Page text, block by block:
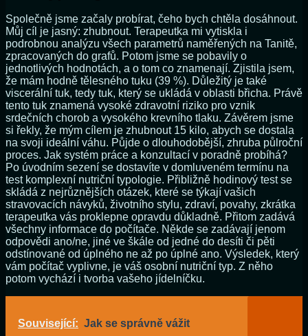
Společně jsme začaly probírat, čeho bych chtěla dosáhnout.
Můj cíl je jasný: zhubnout. Terapeutka mi vytiskla i
podrobnou analýzu všech parametrů naměřených na Tanitě,
zpracovaných do grafů. Potom jsme se pobavily o
jednotlivých hodnotách, a o tom co znamenají. Zjistila jsem,
že mám hodně tělesného tuku (39 %). Důležitý je také
viscerální tuk, tedy tuk, který se ukládá v oblasti břicha. Právě
tento tuk znamená vysoké zdravotní riziko pro vznik
srdečních chorob a vysokého krevního tlaku. Závěrem jsme
si řekly, že mým cílem je zhubnout 15 kilo, abych se dostala
na svoji ideální váhu. Půjde o dlouhodobější, zhruba půlroční
proces. Jak systém práce a konzultací v poradně probíhá?
Po úvodním sezení se dostavíte v domluveném termínu na
test komplexní nutriční typologie. Přibližně hodinový test se
skládá z nejrůznějších otázek, které se týkají vašich
stravovacích návyků, životního stylu, zdraví, povahy, zkrátka
terapeutka vás proklepne opravdu důkladně. Přitom zadává
všechny informace do počítače. Někde se zadávají jenom
odpovědi ano/ne, jiné ve škále od jedné do desíti či pěti
odstínované od úplného ne až po úplné ano. Výsledek, který
vám počítač vyplivne, je váš osobní nutriční typ. Z něho
potom vychází i tvorba vašeho jídelníčku.
Související: Jak se správně vážit